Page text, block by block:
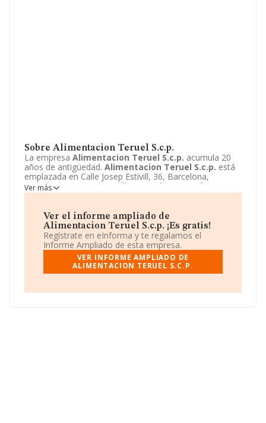
Sobre Alimentacion Teruel S.c.p.
La empresa Alimentacion Teruel S.c.p. acumula 20
años de antigüedad. Alimentacion Teruel S.c.p. está
emplazada en Calle Josep Estivill, 36, Barcelona,
Barcelona. La empresa
Alimentacion Teruel S.c.p.
Sociedad civil.
Ver más
Ver el informe ampliado de
Alimentacion Teruel S.c.p. ¡Es gratis!
Regístrate en eInforma y te regalamos el
Informe Ampliado de esta empresa.
VER INFORME AMPLIADO DE
ALIMENTACION TERUEL S.C.P.